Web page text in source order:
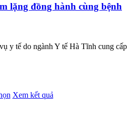
lặng đồng hành cùng bệnh
y tế do ngành Y tế Hà Tĩnh cung cấp
Xem kết quả